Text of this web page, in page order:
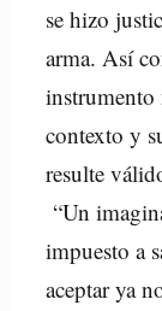
se hizo
arma. Así
instrumento
contexto y
resulte
“Un
impuesto a
aceptar ya